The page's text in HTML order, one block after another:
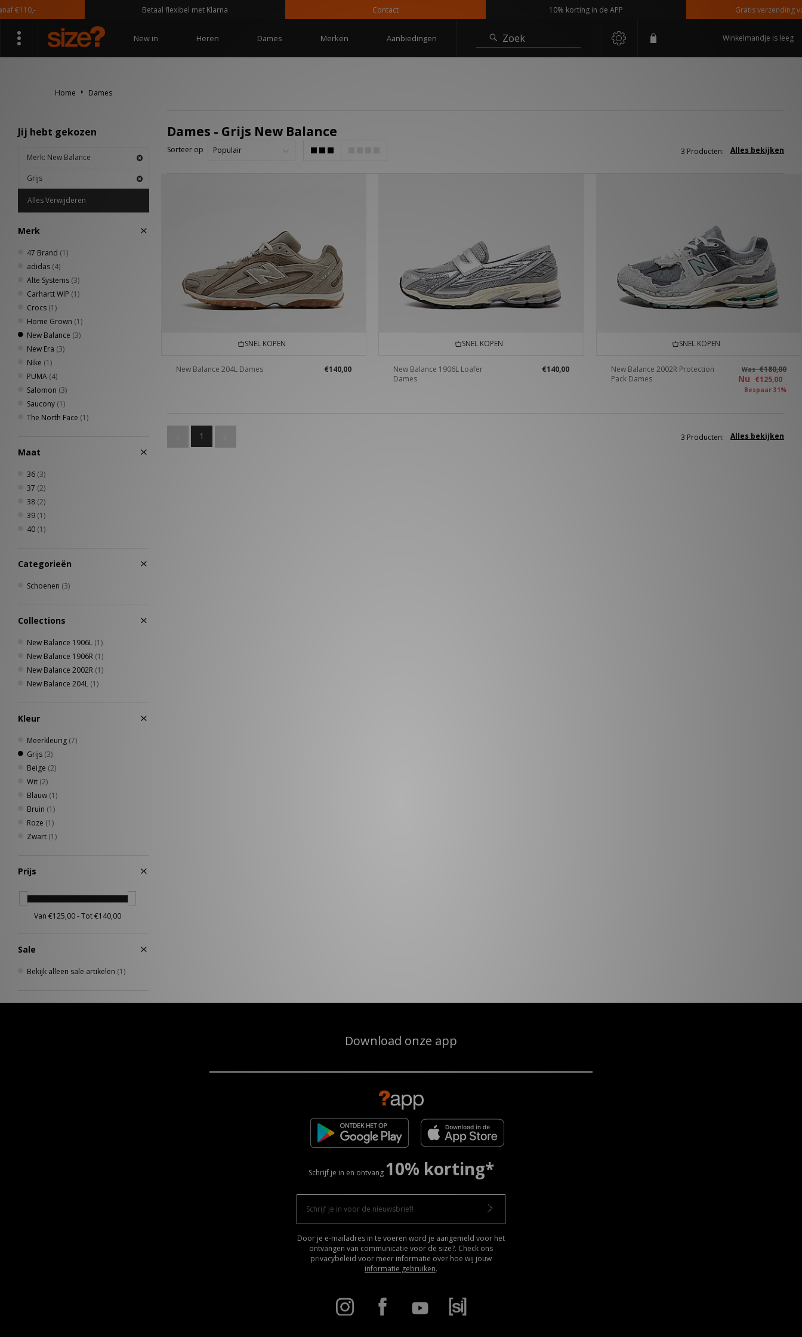
Betaal flexibel met Klarna Contact 10% korting in de APP Gratis verzending
New in Heren Dames Merken Aanbiedingen Zoek Winkelmandje is leeg
Home Dames
Jij hebt gekozen
Merk: New Balance
Grijs
Alles Verwijderen
Merk
47 Brand (1)
adidas (4)
Alte Systems (3)
Carhartt WIP (1)
Crocs (1)
Home Grown (1)
New Balance (3)
New Era (3)
Nike (1)
PUMA (4)
Salomon (3)
Saucony (1)
The North Face (1)
Maat
36 (3)
37 (2)
38 (2)
39 (1)
40 (1)
Categorieën
Schoenen (3)
Collections
New Balance 1906L (1)
New Balance 1906R (1)
New Balance 2002R (1)
New Balance 204L (1)
Kleur
Meerkleurig (7)
Grijs (3)
Beige (2)
Wit (2)
Blauw (1)
Bruin (1)
Roze (1)
Zwart (1)
Prijs
Sale
Bekijk alleen sale artikelen (1)
Dames - Grijs New Balance
Sorteer op Alles bekijken
3 Producten:
SNEL KOPEN
New Balance 204L Dames €140,00
SNEL KOPEN
New Balance 1906L Loafer
Dames
€140,00
SNEL KOPEN
New Balance 2002R Protection
Pack Dames
Was€180,00
Nu €125,00
Bespaar 31%
1 Alles bekijken
3 Producten:
Download onze app
Schrijf je in en ontvang 10% korting*
Door je e-mailadres in te voeren word je aangemeld voor het
ontvangen van communicatie voor de size?. Check ons
privacybeleid voor meer informatie over hoe wij jouw
informatie gebruiken.